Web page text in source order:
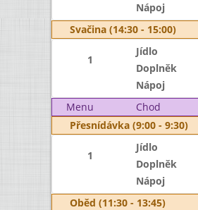
Nápoj
Svačina (14:30 - 15:00)
1
Jídlo
Doplněk
Nápoj
Menu
Chod
Přesnídávka (9:00 - 9:30)
1
Jídlo
Doplněk
Nápoj
Oběd (11:30 - 13:45)